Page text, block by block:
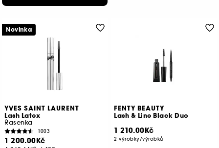
YVES SAINT LAURENT
Lash Latex
Řasenka
1003
1 200.00Kč
Novinka
FENTY BEAUTY
Lash & Line Black Duo
1 210.00Kč
2 výrobky/výrobků